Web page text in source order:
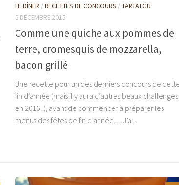
LE DÎNER /RECETTES DE CONCOURS /TARTATOU
6 DÉCEMBRE 2015
Comme une quiche aux pommes de
terre, cromesquis de mozzarella,
bacon grillé
Une recette pour un des derniers concours de cette
fin d’année (mais il y aura d’autres beaux challenges
en 2016 !), avant de commencer à préparer les
menus des fêtes de fin d’année… J’ai...